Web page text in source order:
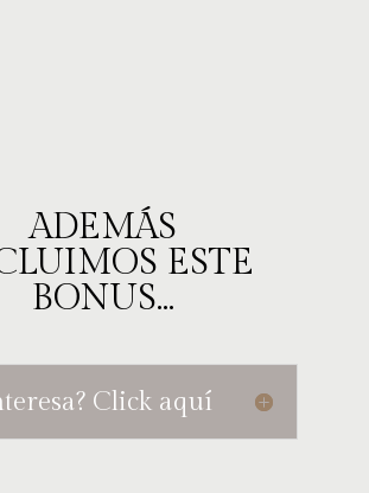
ADEMÁS
ESTE
BONUS...
Click aquí